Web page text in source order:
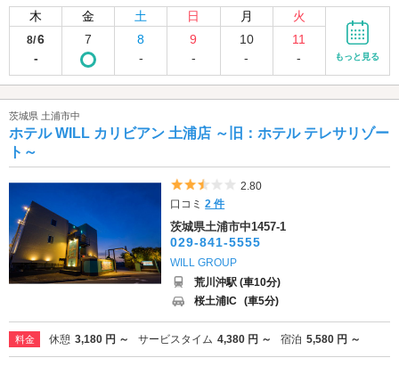
木
金 土 日 月 火
8/6
-
7
8
-
9
-
10
-
11
-
もっと見る
茨城県 土浦市中
ホテル WILL カリビアン 土浦店 ～旧：ホテル テレサリゾー
ト～
5つ星のうち2.5
2.80
口コミ2 件
茨城県土浦市中1457-1
029-841-5555
WILL GROUP
荒川沖駅 (車10分)
桜土浦IC (車5分)
料金 休憩 3,180 円 ～ サービスタイム 4,380 円 ～ 宿泊 5,580 円 ～